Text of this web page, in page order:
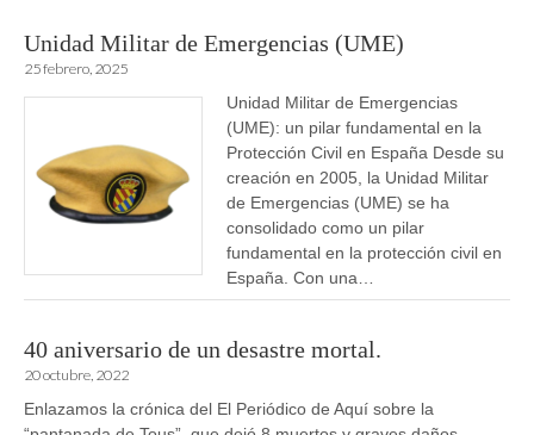
Unidad Militar de Emergencias (UME)
25 febrero, 2025
Unidad Militar de Emergencias
(UME): un pilar fundamental en la
Protección Civil en España Desde su
creación en 2005, la Unidad Militar
de Emergencias (UME) se ha
consolidado como un pilar
fundamental en la protección civil en
España. Con una…
40 aniversario de un desastre mortal.
20 octubre, 2022
Enlazamos la crónica del El Periódico de Aquí sobre la